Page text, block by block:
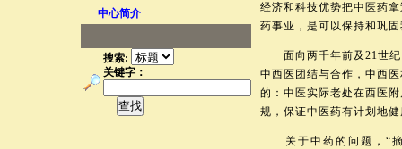
中心简介
搜索:
关键字：
经济和科技优势把中医药
药事业，是可以保持和巩
面向两千年前及21世纪
中西医团结与合作，中西
的：中医实际老处在西医
规，保证中医药有计划地
关于中药的问题，“摘